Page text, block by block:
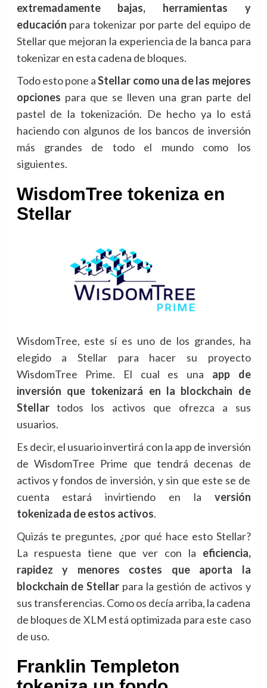
extremadamente bajas, herramientas y
educación para tokenizar por parte del equipo de
Stellar que mejoran la experiencia de la banca para
tokenizar en esta cadena de bloques.
Todo esto pone aStellar como una de las mejores
opciones para que se lleven una gran parte del
pastel de la tokenización. De hecho ya lo está
haciendo con algunos de los bancos de inversión
más grandes de todo el mundo como los
siguientes.
WisdomTree tokeniza en
Stellar
WisdomTree, este sí es uno de los grandes, ha
elegido a Stellar para hacer su proyecto
WisdomTree Prime. El cual es una app de
inversión que tokenizará en la blockchain de
Stellartodos los activos que ofrezca a sus
usuarios.
Es decir, el usuario invertirá con la app de inversión
de WisdomTree Prime que tendrá decenas de
activos y fondos de inversión, y sin que este se de
cuenta estará invirtiendo en la versión
tokenizada de estos activos.
Quizás te preguntes, ¿por qué hace esto Stellar?
La respuesta tiene que ver con la eficiencia,
rapidez y menores costes que aporta la
blockchain de Stellar para la gestión de activos y
sus transferencias. Como os decía arriba, la cadena
de bloques de XLM está optimizada para este caso
de uso.
Franklin Templeton